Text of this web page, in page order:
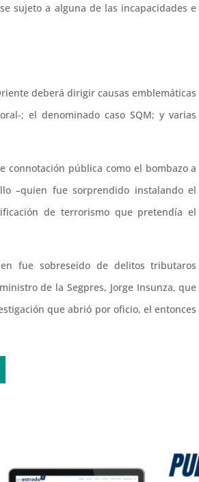
sujeto a alguna de las incapacidades e
deberá dirigir causas emblemáticas
; el denominado caso SQM; y varias
connotación pública como el bombazo a
–quien fue sorprendido instalando el
de terrorismo que pretendía el
fue sobreseído de delitos tributaros
de la Segpres, Jorge Insunza, que
que abrió por oficio, el entonces